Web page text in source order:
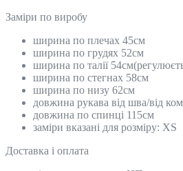
Замiри по виробу
ширина по плечах 45см
ширина по грудях 52см
ширина по талії
ширина по стегнах 58см
ширина по низу 62см
довжина рукава від шва/від
довжина по спинці 115см
заміри вказані для розміру: ХS
Доставка і оплата